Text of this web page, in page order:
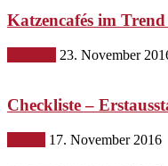
Katzencafés im
23. November
Checkliste –
17. November 2016